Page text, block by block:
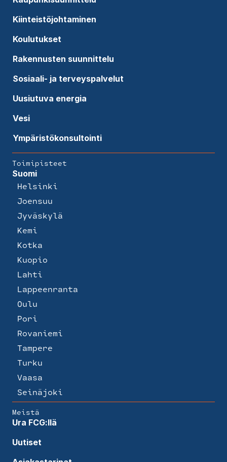
Kiinteistöjohtaminen
Koulutukset
Rakennusten suunnittelu
Sosiaali- ja terveyspalvelut
Uusiutuva energia
Vesi
Ympäristökonsultointi
Toimipisteet
Suomi
Helsinki
Joensuu
Jyväskylä
Kemi
Kotka
Kuopio
Lahti
Lappeenranta
Oulu
Pori
Rovaniemi
Tampere
Turku
Vaasa
Seinäjoki
Meistä
Ura FCG:llä
Uutiset